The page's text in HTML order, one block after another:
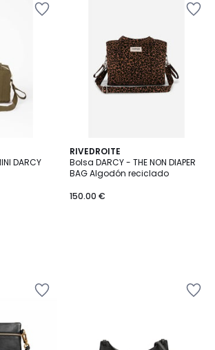
DARCY
RIVEDROITE
Bolsa DARCY - THE NON DIAPER
BAG Algodón reciclado
150.00 €